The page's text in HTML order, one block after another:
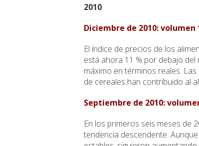
2010
Diciembre de 2010: volumen
El índice de precios de los
está ahora 11 % por debajo
máximo en términos reales.
de cereales han contribuido al
Septiembre de 2010:
En los primeros seis meses de
tendencia descendente.